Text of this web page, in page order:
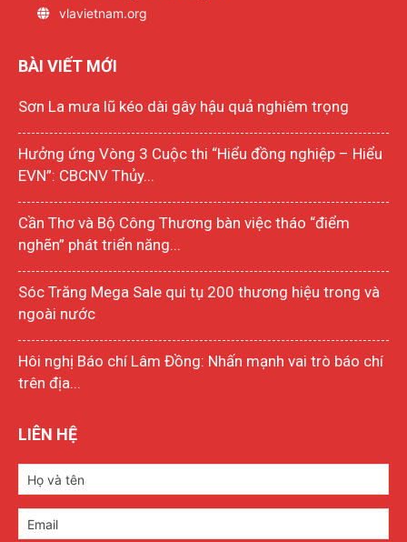
vlavietnam.org
BÀI VIẾT MỚI
Sơn La mưa lũ kéo dài gây hậu quả nghiêm trọng
Hưởng ứng Vòng 3 Cuộc thi “Hiểu đồng nghiệp – Hiểu
EVN”: CBCNV Thủy...
Cần Thơ và Bộ Công Thương bàn việc tháo “điểm
nghẽn” phát triển năng...
Sóc Trăng Mega Sale qui tụ 200 thương hiệu trong và
ngoài nước
Hôi nghị Báo chí Lâm Đồng: Nhấn mạnh vai trò báo chí
trên địa...
LIÊN HỆ